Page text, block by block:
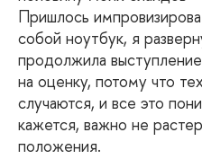
Пришлось
собой ноутбук, я
продолжила
на оценку, потому что
случаются, и все это
кажется, важно не
положения.